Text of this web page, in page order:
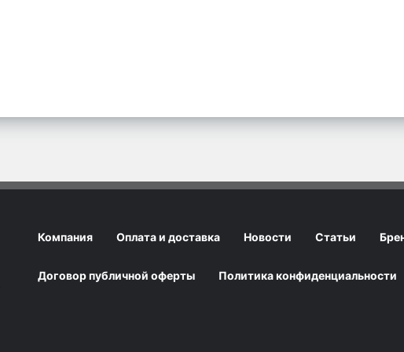
Компания Оплата и доставка Новости Статьи
Договор публичной оферты Политика конфиденциальности